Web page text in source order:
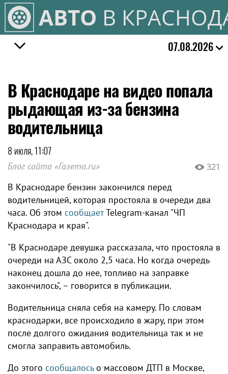
АВТО В
07.08.2026
В Краснодаре на видео попала
рыдающая из-за бензина
водительница
8 июля, 11:07
Блог сайта «Газета.ru» 321
В Краснодаре бензин закончился перед
водительницей, которая простояла в очереди два
часа. Об этом сообщаетTelegram-канал "ЧП
Краснодара и края".
"В Краснодаре девушка рассказала, что простояла в
очереди на АЗС около 2,5 часа. Но когда очередь
наконец дошла до нее, топливо на заправке
закончилось", – говорится в публикации.
Водительница сняла себя на камеру. По словам
краснодарки, все происходило в жару, при этом
после долгого ожидания водительница так и не
смогла заправить автомобиль.
До этого сообщалосьо массовом ДТП в Москве,